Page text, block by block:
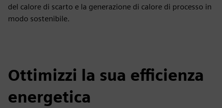
del calore di scarto e la generazione di calore di processo in
modo sostenibile.
Ottimizzi la sua efficienza
energetica